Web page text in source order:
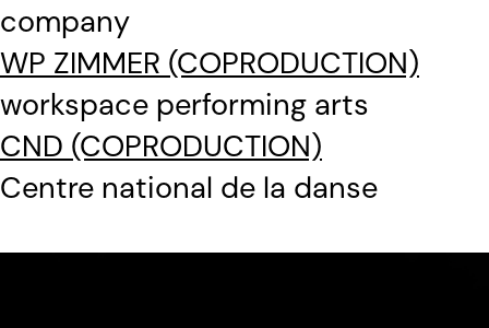
company
WP ZIMMER (COPRODUCTION)
workspace performing arts
CND (COPRODUCTION)
Centre national de la danse